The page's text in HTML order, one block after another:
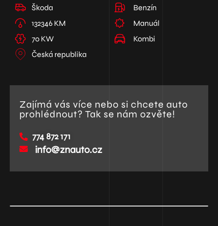
Škoda
132346 KM
70 KW
Česká republika
Benzín
Manuál
Kombi
Zajímá vás více nebo si chcete auto
prohlédnout? Tak se nám ozvěte!
774 872 171
info@znauto.cz